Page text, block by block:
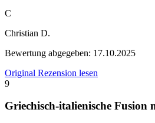
C
Christian D.
Bewertung abgegeben: 17.10.2025
Original Rezension lesen
9
Griechisch-italienische Fusion